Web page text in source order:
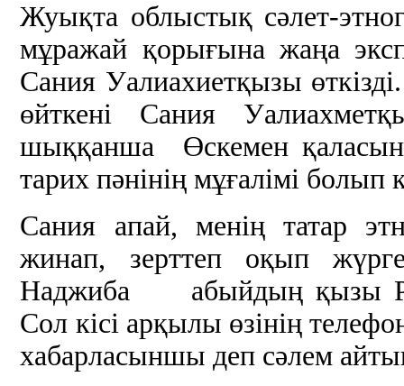
Жуықта облыстық сәлет-
мұражай қорығына жаңа
Сания Уалиахиетқызы өткізді.
өйткені Сания
шыққанша Өскемен
тарих пәнінің мұғалімі болып
Сания апай, менің татар
жинап, зерттеп оқып
Наджиба абыйдың қызы
Сол кісі арқылы өзінің
хабарласыншы деп сәлем